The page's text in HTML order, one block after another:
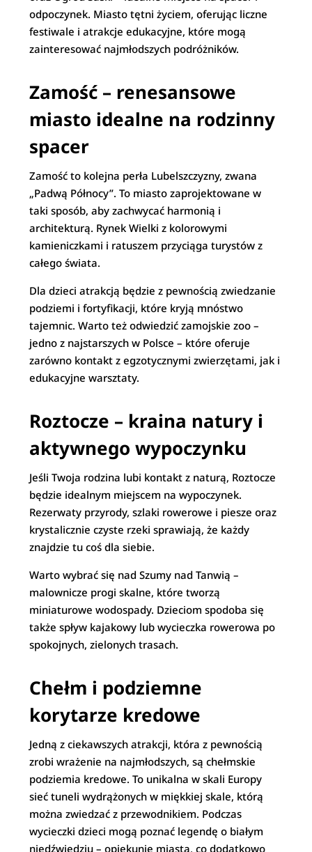
odpoczynek. Miasto tętni życiem, oferując liczne
festiwale i atrakcje edukacyjne, które mogą
zainteresować najmłodszych podróżników.
Zamość – renesansowe
miasto idealne na rodzinny
spacer
Zamość to kolejna perła Lubelszczyzny, zwana
„Padwą Północy”. To miasto zaprojektowane w
taki sposób, aby zachwycać harmonią i
architekturą. Rynek Wielki z kolorowymi
kamieniczkami i ratuszem przyciąga turystów z
całego świata.
Dla dzieci atrakcją będzie z pewnością zwiedzanie
podziemi i fortyfikacji, które kryją mnóstwo
tajemnic. Warto też odwiedzić zamojskie zoo –
jedno z najstarszych w Polsce – które oferuje
zarówno kontakt z egzotycznymi zwierzętami, jak i
edukacyjne warsztaty.
Roztocze – kraina natury i
aktywnego wypoczynku
Jeśli Twoja rodzina lubi kontakt z naturą, Roztocze
będzie idealnym miejscem na wypoczynek.
Rezerwaty przyrody, szlaki rowerowe i piesze oraz
krystalicznie czyste rzeki sprawiają, że każdy
znajdzie tu coś dla siebie.
Warto wybrać się nad Szumy nad Tanwią –
malownicze progi skalne, które tworzą
miniaturowe wodospady. Dzieciom spodoba się
także spływ kajakowy lub wycieczka rowerowa po
spokojnych, zielonych trasach.
Chełm i podziemne
korytarze kredowe
Jedną z ciekawszych atrakcji, która z pewnością
zrobi wrażenie na najmłodszych, są chełmskie
podziemia kredowe. To unikalna w skali Europy
sieć tuneli wydrążonych w miękkiej skale, którą
można zwiedzać z przewodnikiem. Podczas
wycieczki dzieci mogą poznać legendę o białym
niedźwiedziu – opiekunie miasta, co dodatkowo